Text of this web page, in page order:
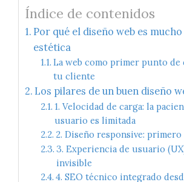
Índice de contenidos
Por qué el diseño web es
estética
La web como primer punto de
tu cliente
Los pilares de un buen diseño
1. Velocidad de carga: la
usuario es limitada
2. Diseño responsive:
3. Experiencia de usuario
invisible
4. SEO técnico integrado